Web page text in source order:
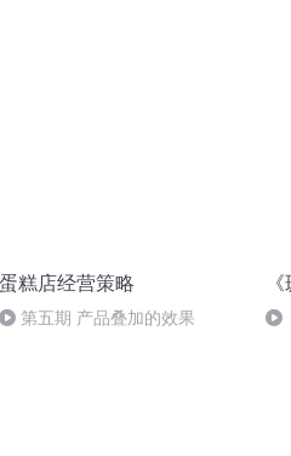
蛋糕店经营策略
第五期 产品叠加的效果